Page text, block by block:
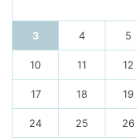
3 4 5
10 11 12
17 18 19
24 25 26